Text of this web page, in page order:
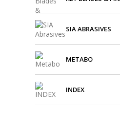
SIA ABRASIVES
METABO
INDEX